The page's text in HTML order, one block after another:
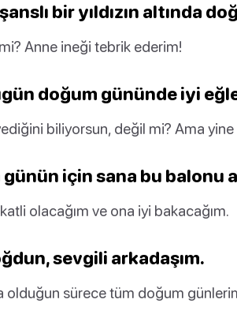
bir yıldızın altında
Anne ineği tebrik ederim!
doğum gününde iyi
biliyorsun, değil mi? Ama
günün için sana bu balonu
olacağım ve ona iyi bakacağım.
sevgili arkadaşım.
olduğun sürece tüm doğum